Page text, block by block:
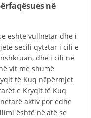
KUQ
PROFESIONALE
në
është vullnetar dhe i
secili qytetar i cili e
dhe i cili në
vit me shumë
të Kuq nëpërmjet
e Kryqit të Kuq
aktiv por edhe
është në atë se